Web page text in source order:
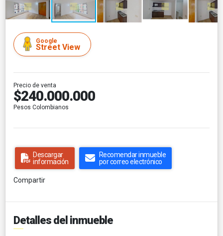
Google
Street View
Precio de venta
$240.000.000
Pesos Colombianos
Descargar
información
Recomendar inmueble
por correo electrónico
Compartir
Detalles del inmueble